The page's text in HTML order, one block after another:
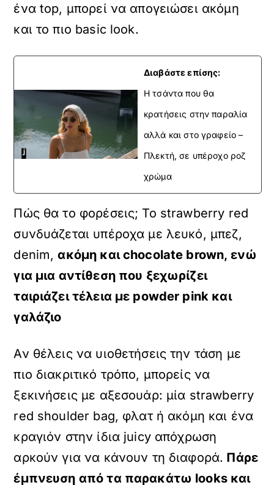
ένα top, μπορεί να απογειώσει ακόμη
και το πιο basic look.
Διαβάστε επίσης:
H τσάντα που θα
κρατήσεις στην παραλία
αλλά και στο γραφείο –
Πλεκτή, σε υπέροχο ροζ
χρώμα
Πώς θα το φορέσεις; Το strawberry red
συνδυάζεται υπέροχα με λευκό, μπεζ,
denim,ακόμη και chocolate brown, ενώ
για μια αντίθεση που ξεχωρίζει
ταιριάζει τέλεια με powder pink και
γαλάζιο
Αν θέλεις να υιοθετήσεις την τάση με
πιο διακριτικό τρόπο, μπορείς να
ξεκινήσεις με αξεσουάρ: μία strawberry
red shoulder bag, φλατ ή ακόμη και ένα
κραγιόν στην ίδια juicy απόχρωση
αρκούν για να κάνουν τη διαφορά. Πάρε
έμπνευση από τα παρακάτω looks και